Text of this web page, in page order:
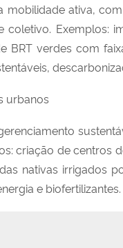
mobilidade ativa,
Exemplos:
BRT verdes com
urbanos
criação de
nativas irrigados
e biofertilizantes.